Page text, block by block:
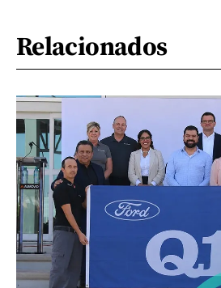
Relacionados